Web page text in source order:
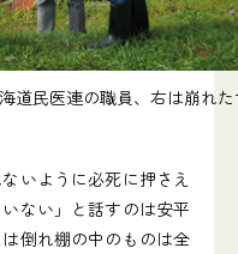
道民医連の職員、右は崩れ
いように必死に押さえ
ない」と話すのは安平
倒れ棚の中のものは全